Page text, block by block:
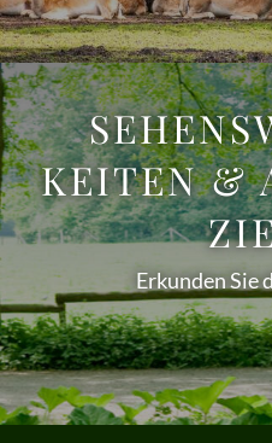
KEITEN &
Erkunden Sie